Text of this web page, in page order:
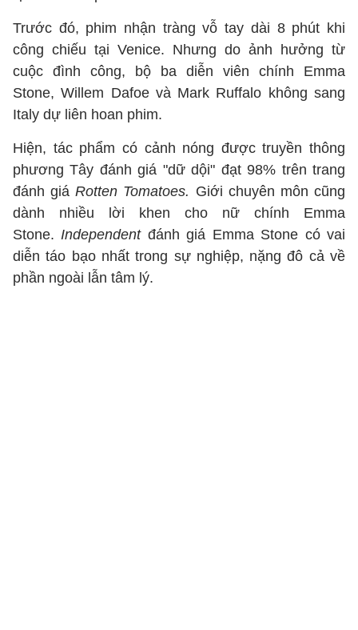
Trước đó, phim nhận tràng vỗ tay dài 8 phút khi
công chiếu tại Venice. Nhưng do ảnh hưởng từ
cuộc đình công, bộ ba diễn viên chính Emma
Stone, Willem Dafoe và Mark Ruffalo không sang
Italy dự liên hoan phim.
Hiện, tác phẩm có cảnh nóng được truyền thông
phương Tây đánh giá "dữ dội" đạt 98% trên trang
đánh giá Rotten Tomatoes. Giới chuyên môn cũng
dành nhiều lời khen cho nữ chính Emma
Stone.Independentđánh giá Emma Stone có vai
diễn táo bạo nhất trong sự nghiệp, nặng đô cả về
phần ngoài lẫn tâm lý.